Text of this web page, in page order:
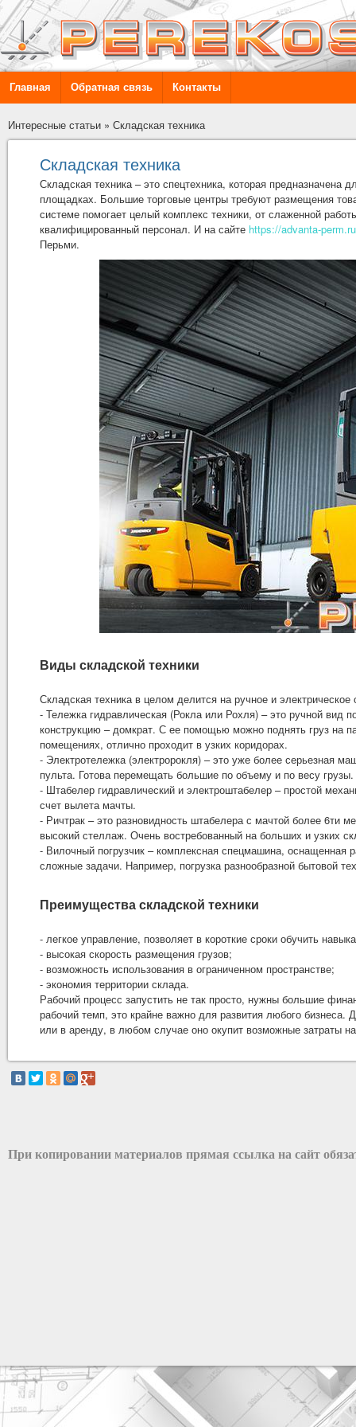
Главная Обратная связь Контакты
Интересные статьи » Складская техника
Складская техника
Складская техника – это спецтехника, которая
площадках. Большие торговые центры требуют размещения
системе помогает целый комплекс техники, от слаженной
квалифицированный персонал. И на сайте https://advanta-
Перьми.
Виды складской техники
Складская техника в целом делится на ручное и
- Тележка гидравлическая (Рокла или Рохля) – это ручной вид
конструкцию – домкрат. С ее помощью можно поднять груз на
помещениях, отлично проходит в узких коридорах.
- Электротележка (электророкля) – это уже более серьезная
пульта. Готова перемещать большие по объему и по весу
- Штабелер гидравлический и электроштабелер – простой
счет вылета мачты.
- Ричтрак – это разновидность штабелера с мачтой более 6ти
высокий стеллаж. Очень востребованный на больших и узких
- Вилочный погрузчик – комплексная спецмашина, оснащенная
сложные задачи. Например, погрузка разнообразной бытовой
Преимущества складской техники
- легкое управление, позволяет в короткие сроки обучить
- высокая скорость размещения грузов;
- возможность использования в ограниченном пространстве;
- экономия территории склада.
Рабочий процесс запустить не так просто, нужны большие
рабочий темп, это крайне важно для развития любого
или в аренду, в любом случае оно окупит возможные затраты
При копировании материалов прямая ссылка на сайт